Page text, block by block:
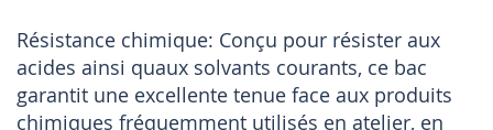
Résistance chimique: Conçu pour résister aux
acides ainsi quaux solvants courants, ce bac
garantit une excellente tenue face aux produits
chimiques fréquemment utilisés en atelier, en